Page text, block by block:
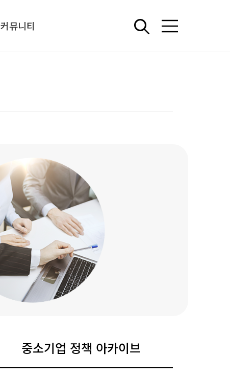
커뮤니티
중소기업 정책 아카이브